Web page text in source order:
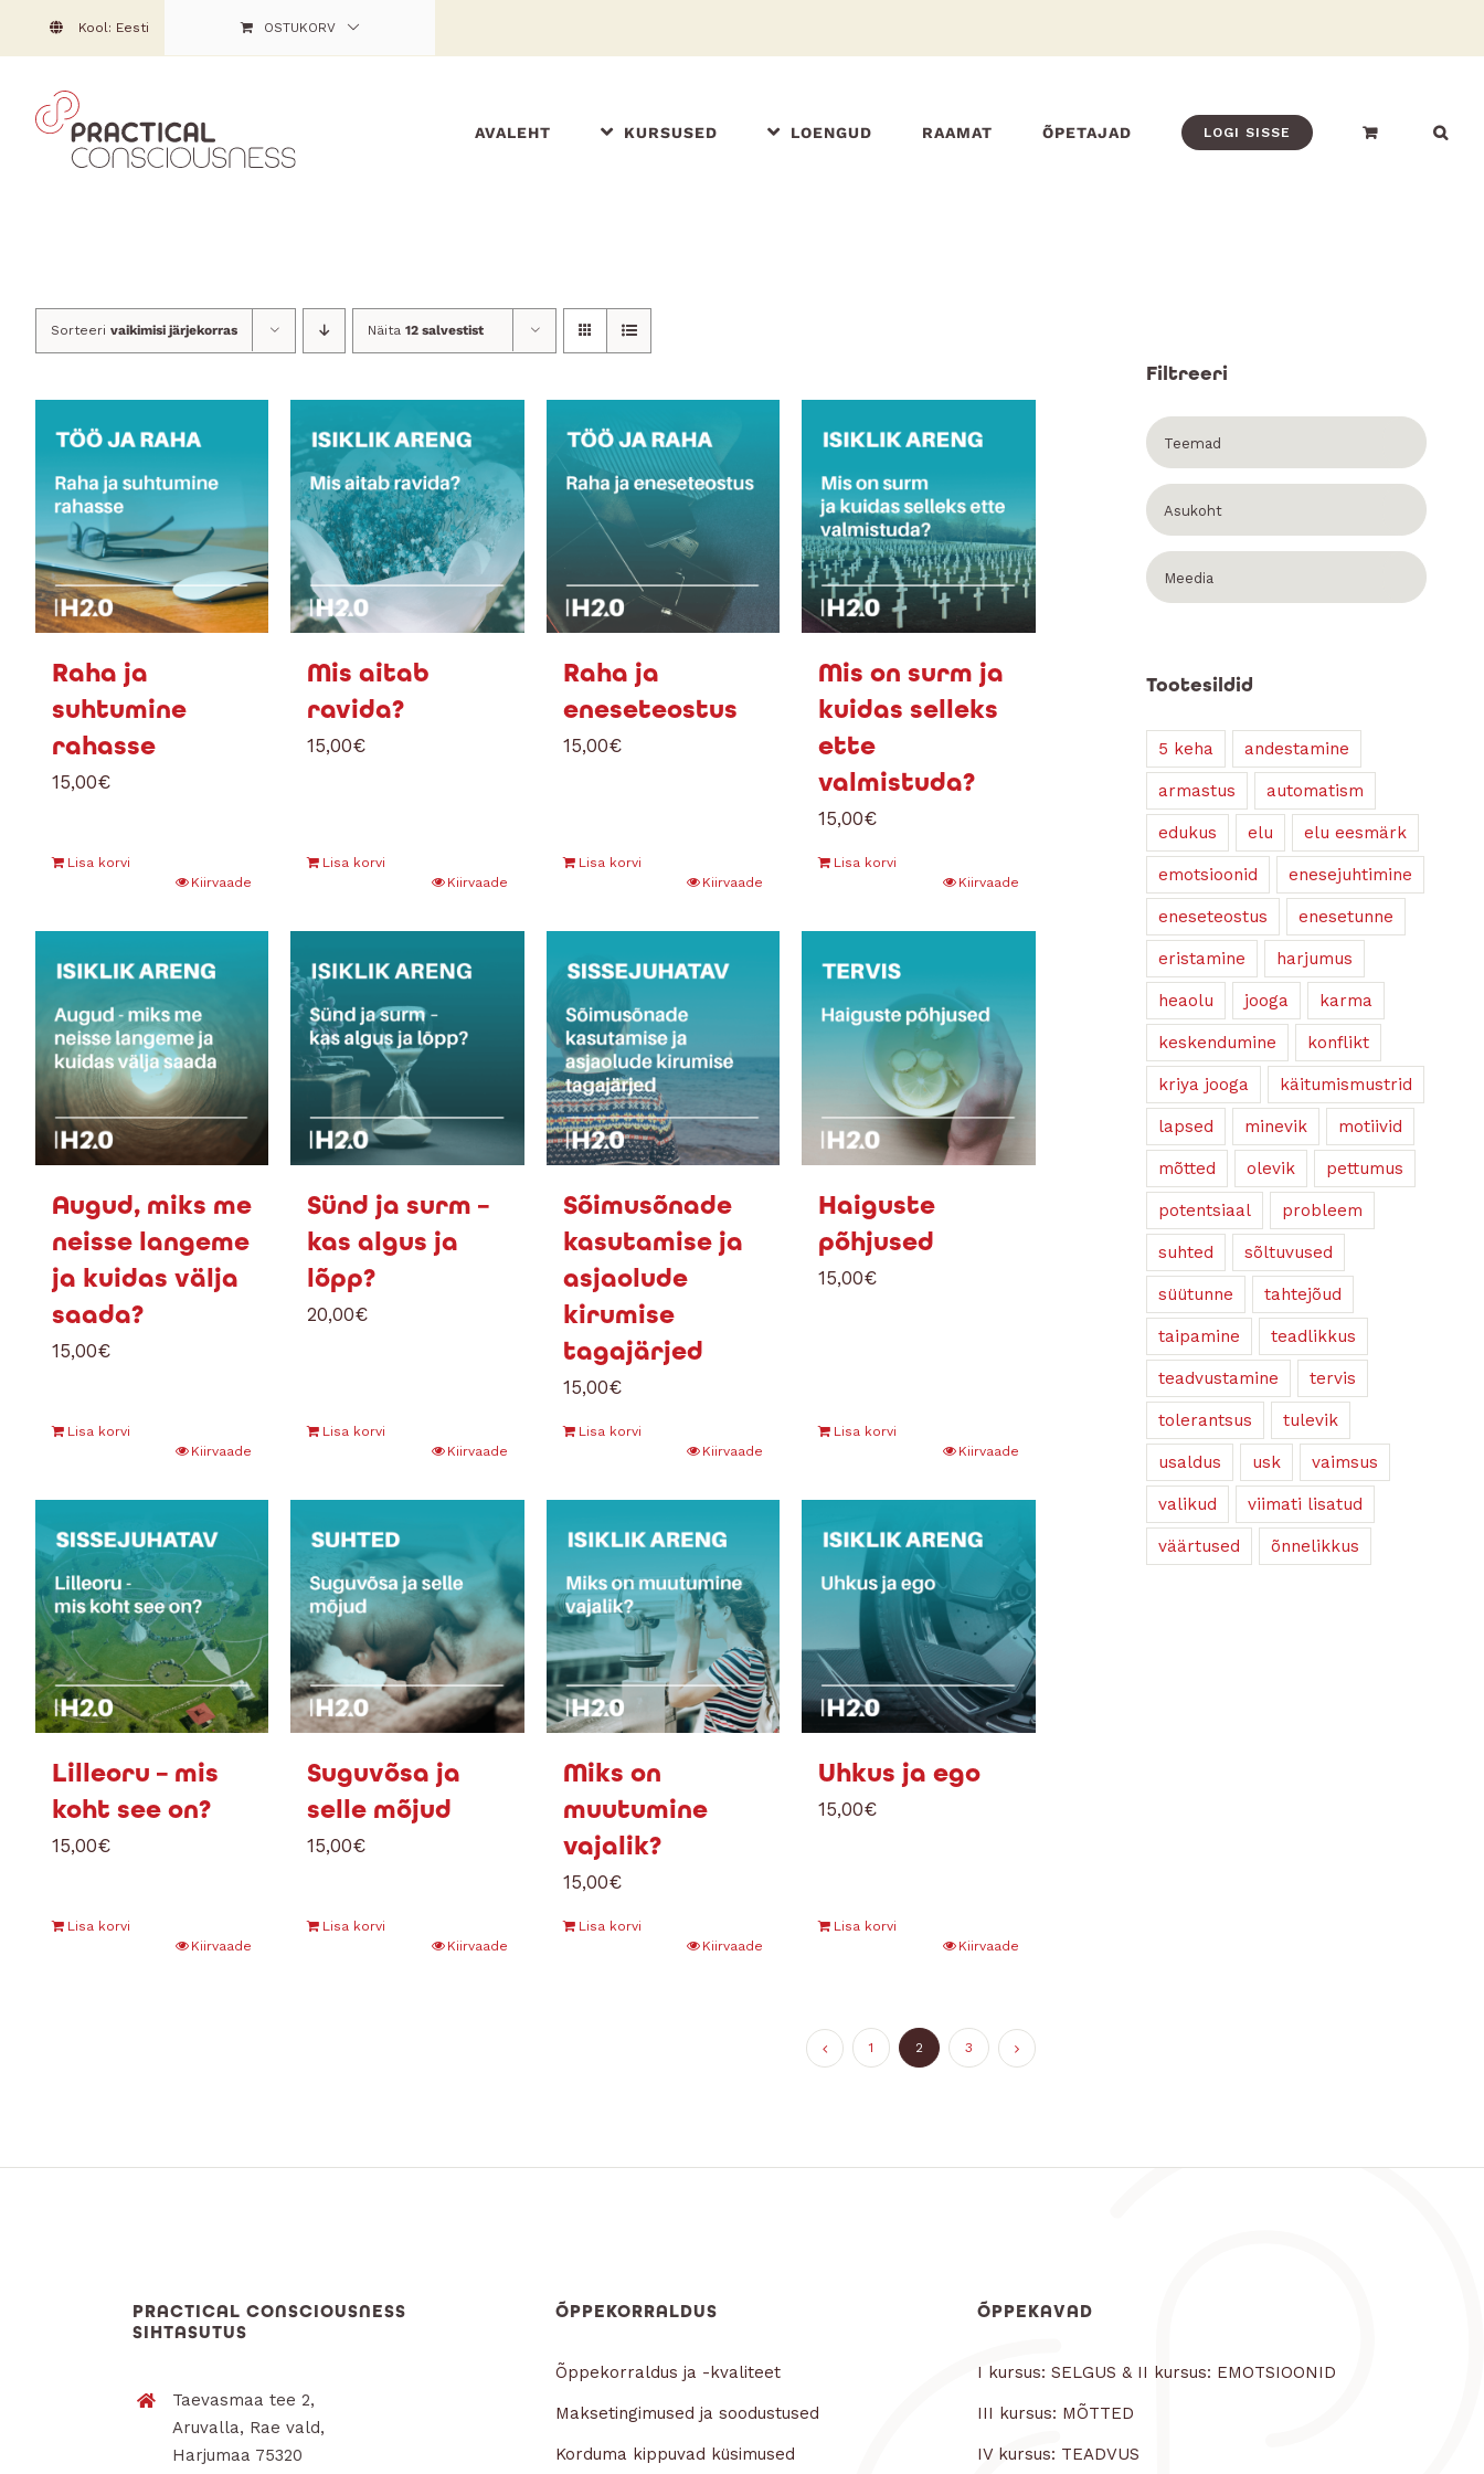
to
content
Kool: Eesti OSTUKORV
AVALEHT KURSUSED LOENGUD RAAMAT ÕPETAJAD LOGI SISSE
Sorteeri vaikimisi järjekorras Näita 12 salvestist
Raha ja
suhtumine
rahasse
15,00€
Lisa korvi
Kiirvaade
Mis aitab
ravida?
15,00€
Lisa korvi
Kiirvaade
Raha ja
eneseteostus
15,00€
Lisa korvi
Kiirvaade
Mis on surm ja
kuidas selleks
ette
valmistuda?
15,00€
Lisa korvi
Kiirvaade
Augud, miks me
neisse langeme
ja kuidas välja
saada?
15,00€
Lisa korvi
Kiirvaade
Sünd ja surm –
kas algus ja
lõpp?
20,00€
Lisa korvi
Kiirvaade
Sõimusõnade
kasutamise ja
asjaolude
kirumise
tagajärjed
15,00€
Lisa korvi
Kiirvaade
Haiguste
põhjused
15,00€
Lisa korvi
Kiirvaade
Lilleoru – mis
koht see on?
15,00€
Lisa korvi
Kiirvaade
Suguvõsa ja
selle mõjud
15,00€
Lisa korvi
Kiirvaade
Miks on
muutumine
vajalik?
15,00€
Lisa korvi
Kiirvaade
Uhkus ja ego
15,00€
Lisa korvi
Kiirvaade
1 2 3
Filtreeri
Teemad
Asukoht
Meedia
Tootesildid
5 keha andestamine
armastus automatism
edukus elu elu eesmärk
emotsioonid enesejuhtimine
eneseteostus enesetunne
eristamine harjumus
heaolu jooga karma
keskendumine konflikt
kriya jooga käitumismustrid
lapsed minevik motiivid
mõtted olevik pettumus
potentsiaal probleem
suhted sõltuvused
süütunne tahtejõud
taipamine teadlikkus
teadvustamine tervis
tolerantsus tulevik
usaldus usk vaimsus
valikud viimati lisatud
väärtused õnnelikkus
PRACTICAL CONSCIOUSNESS
SIHTASUTUS
Taevasmaa tee 2,
Aruvalla, Rae vald,
Harjumaa 75320
ÕPPEKORRALDUS
Õppekorraldus ja -kvaliteet
Maksetingimused ja soodustused
Korduma kippuvad küsimused
ÕPPEKAVAD
I kursus: SELGUS & II kursus: EMOTSIOONID
III kursus: MÕTTED
IV kursus: TEADVUS